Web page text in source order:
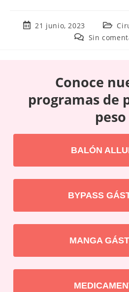
21 junio, 2023
Sin
Conoce
programas de
peso
BALÓN
BYPASS
MANGA